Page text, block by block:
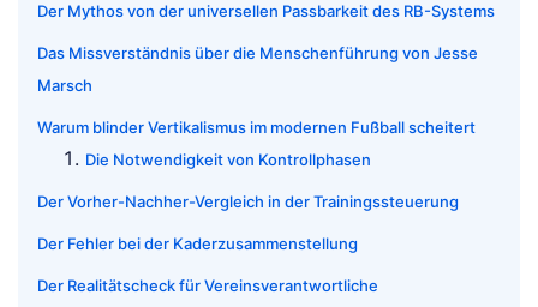
Der Mythos von der universellen Passbarkeit des RB-Systems
Das Missverständnis über die Menschenführung von Jesse
Marsch
Warum blinder Vertikalismus im modernen Fußball scheitert
Die Notwendigkeit von Kontrollphasen
Der Vorher-Nachher-Vergleich in der Trainingssteuerung
Der Fehler bei der Kaderzusammenstellung
Der Realitätscheck für Vereinsverantwortliche